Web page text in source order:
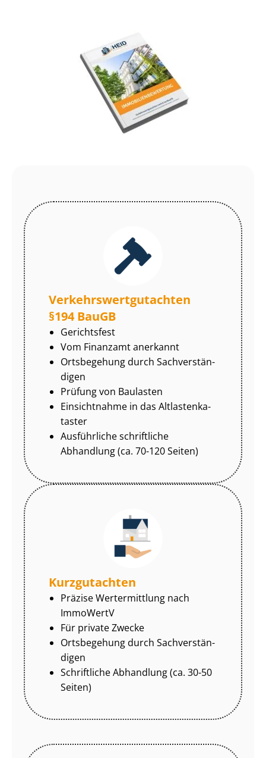
Ver­kehrs­wert­gut­ach­ten
§194 BauGB
Gerichtsfest
Vom Finanzamt anerkannt
Ortsbegehung durch Sach­ver­stän­
di­gen
Prüfung von Baulasten
Einsichtnahme in das Alt­las­ten­ka­
tas­ter
Ausführliche schriftliche
Abhandlung (ca. 70-120 Seiten)
Kurzgutachten
Präzise Wertermittlung nach
ImmoWertV
Für private Zwecke
Ortsbegehung durch Sach­ver­stän­
di­gen
Schriftliche Abhandlung (ca. 30-50
Seiten)